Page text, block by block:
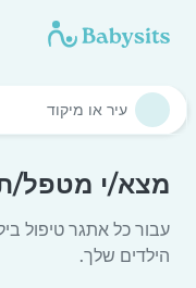
מצא/י מטפל/
עבור כל אתגר טיפול
הילדים שלך.